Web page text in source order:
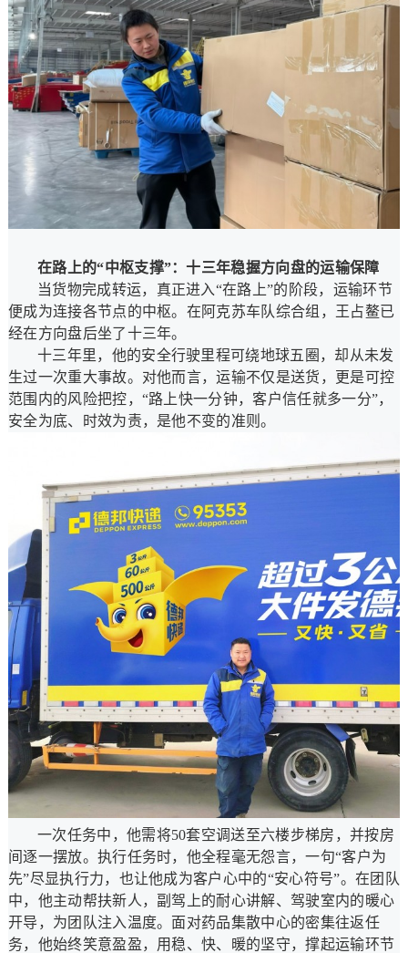
在路上的“中枢支撑”：十三年稳握方向盘的运输保障
当货物完成转运，真正进入“在路上”的阶段，运输环节
便成为连接各节点的中枢。在阿克苏车队综合组，王占鳌已
经在方向盘后坐了十三年。
十三年里，他的安全行驶里程可绕地球五圈，却从未发
生过一次重大事故。对他而言，运输不仅是送货，更是可控
范围内的风险把控，“路上快一分钟，客户信任就多一分”，
安全为底、时效为责，是他不变的准则。
一次任务中，他需将50套空调送至六楼步梯房，并按房
间逐一摆放。执行任务时，他全程毫无怨言，一句“客户为
先”尽显执行力，也让他成为客户心中的“安心符号”。在团队
中，他主动帮扶新人，副驾上的耐心讲解、驾驶室内的暖心
开导，为团队注入温度。面对药品集散中心的密集往返任
务，他始终笑意盈盈，用稳、快、暖的坚守，撑起运输环节